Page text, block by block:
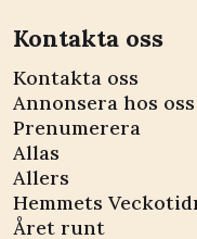
Kontakta oss
Kontakta oss
Annonsera hos oss
Prenumerera
Allas
Allers
Hemmets
Året runt